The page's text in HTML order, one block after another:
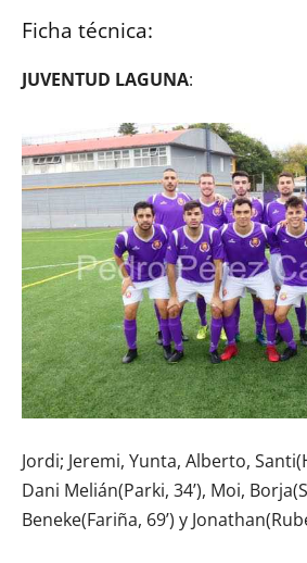
Ficha técnica:
JUVENTUD LAGUNA:
Jordi; Jeremi, Yunta, Alberto,
Dani Melián(Parki, 34’), Moi,
Beneke(Fariña, 69’) y